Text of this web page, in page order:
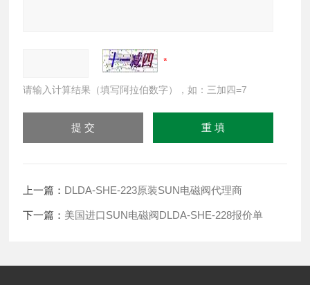
请输入计算结果（填写阿拉伯数字），如：三加四=7
上一篇： DLDA-SHE-223原装SUN电磁阀代理商
下一篇： 美国进口SUN电磁阀DLDA-SHE-228报价单